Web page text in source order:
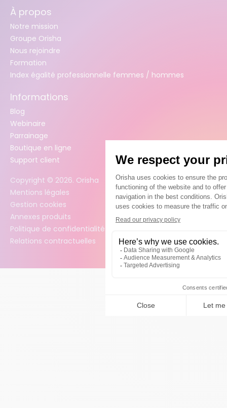
À propos
Notre mission
Groupe Orisha
Nous rejoindre
Formation
Index égalité professionnelle femmes / hommes
Informations
Blog
Webinaire
Parrainage
Boutique en ligne
Support client
Copyright © 2026. Orisha
Mentions légales
Gestion cookies
Annexes produits
Politique de confidentialité des données
Relations contractuelles